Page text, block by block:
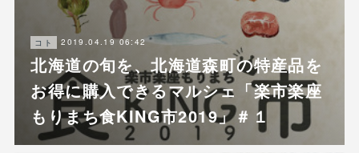
コト 2019.04.19 06:42
北海道の旬を、北海道森町の特産品を
お得に購入できるマルシェ「楽市楽座
もりまち食KING市2019」＃１